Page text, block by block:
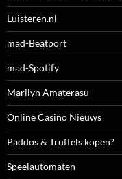
Luisteren.nl
mad-Beatport
mad-Spotify
Marilyn Amaterasu
Online Casino Nieuws
Paddos & Truffels kopen?
Speelautomaten